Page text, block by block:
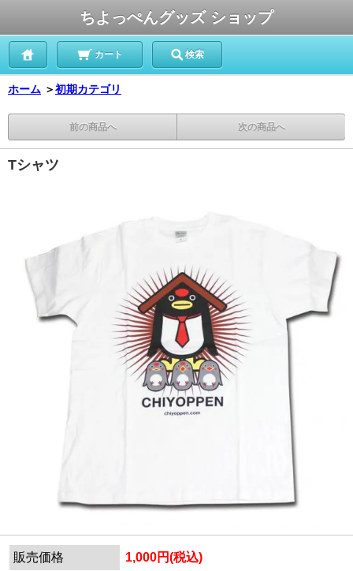
ちよっぺんグッズ ショップ
カート 検索
ホーム ＞初期カテゴリ
前の商品へ 次の商品へ
Tシャツ
販売価格 1,000円(税込)